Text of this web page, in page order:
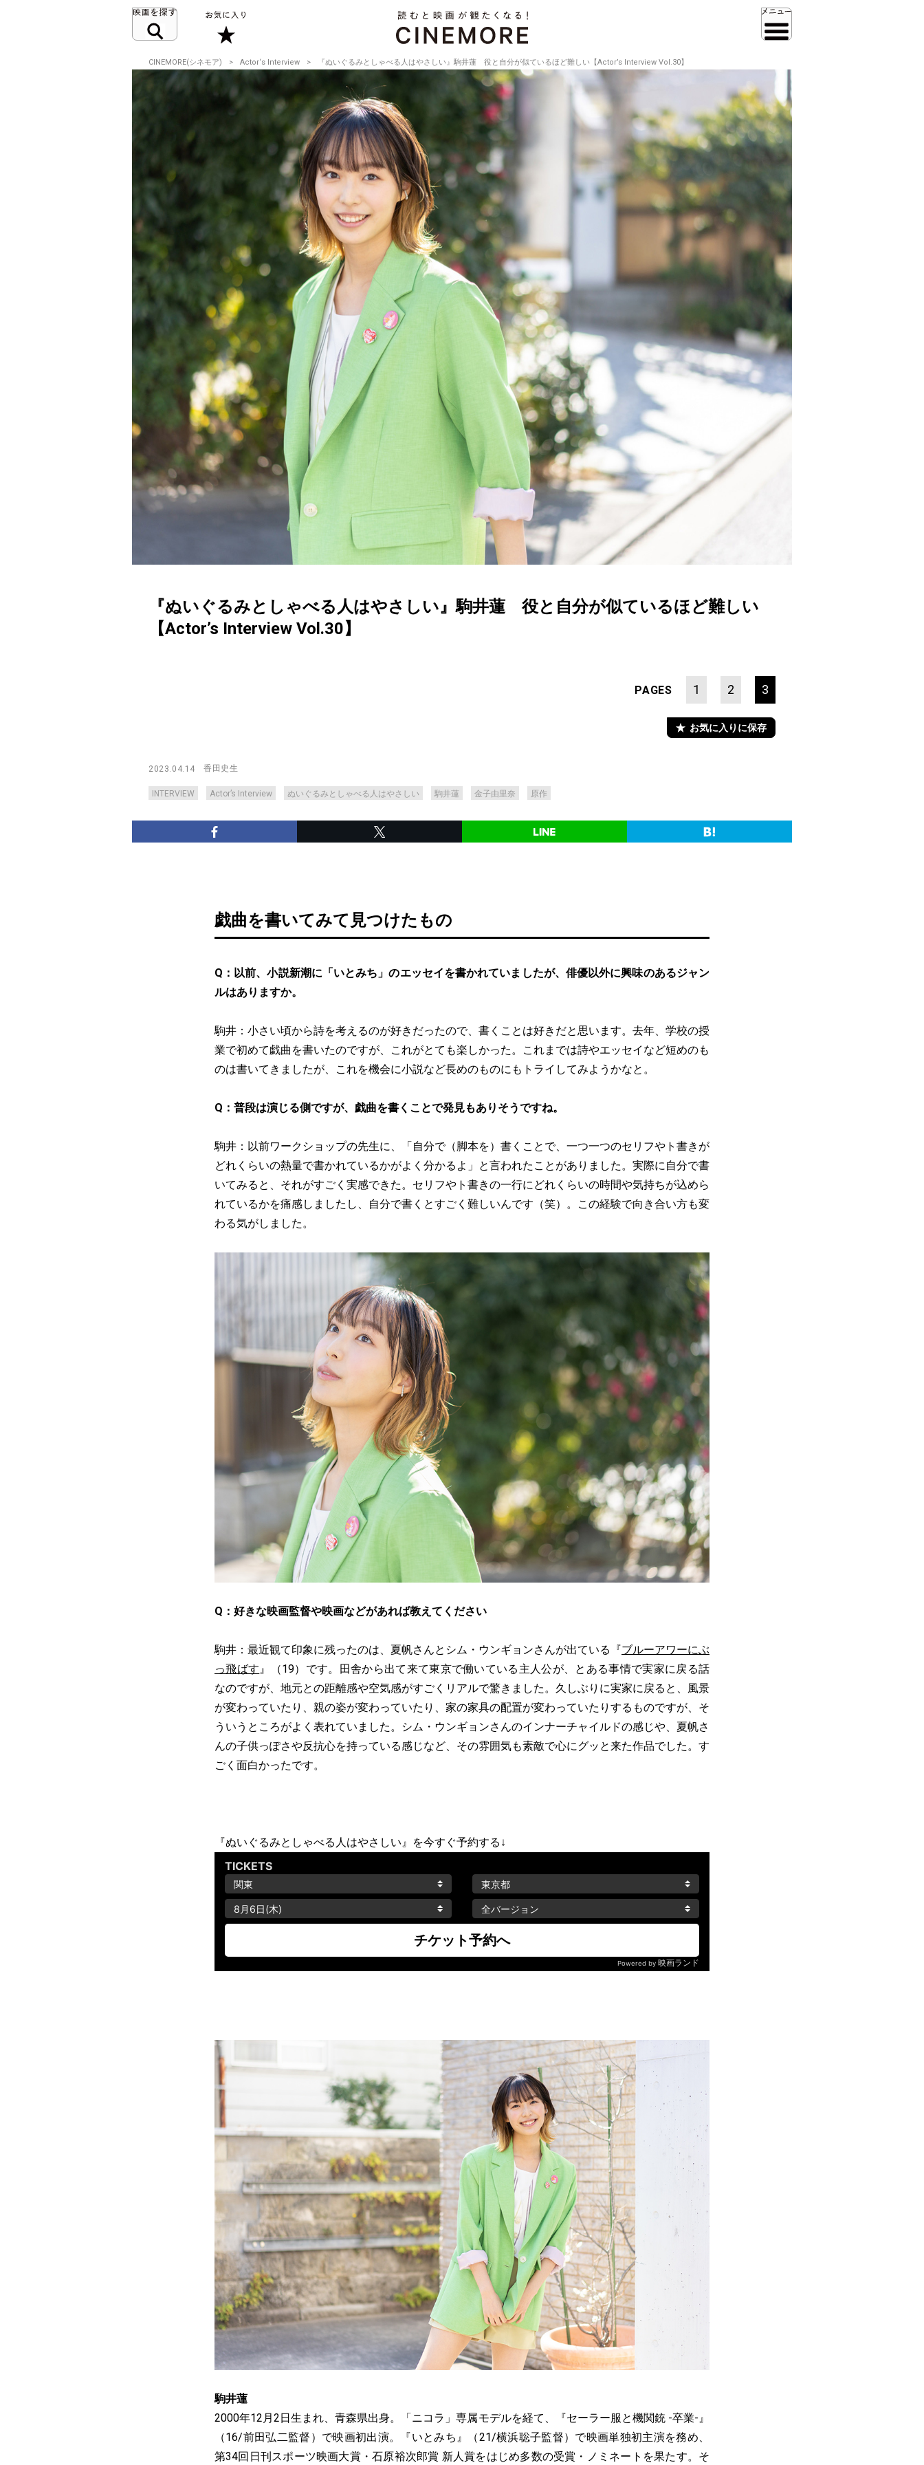
CINEMORE(シネモア) Actor‘s Interview 『ぬいぐるみとしゃべる人はやさしい』駒井蓮 役と自分が似ているほど難しい【Actor’s Interview Vol.30】
『ぬいぐるみとしゃべる人はやさしい』駒井蓮 役と自分が似ているほど難しい
【Actor’s Interview Vol.30】
PAGES 1 2 3
お気に入りに保存
2023.04.14 香田史生
INTERVIEW Actor’s Interview ぬいぐるみとしゃべる人はやさしい 駒井蓮 金子由里奈 原作
戯曲を書いてみて見つけたもの
Q：以前、小説新潮に「いとみち」のエッセイを書かれていましたが、俳優以外に興味のあるジャン
ルはありますか。
駒井：小さい頃から詩を考えるのが好きだったので、書くことは好きだと思います。去年、学校の授
業で初めて戯曲を書いたのですが、これがとても楽しかった。これまでは詩やエッセイなど短めのも
のは書いてきましたが、これを機会に小説など長めのものにもトライしてみようかなと。
Q：普段は演じる側ですが、戯曲を書くことで発見もありそうですね。
駒井：以前ワークショップの先生に、「自分で（脚本を）書くことで、一つ一つのセリフやト書きが
どれくらいの熱量で書かれているかがよく分かるよ」と言われたことがありました。実際に自分で書
いてみると、それがすごく実感できた。セリフやト書きの一行にどれくらいの時間や気持ちが込めら
れているかを痛感しましたし、自分で書くとすごく難しいんです（笑）。この経験で向き合い方も変
わる気がしました。
Q：好きな映画監督や映画などがあれば教えてください
駒井：最近観て印象に残ったのは、夏帆さんとシム・ウンギョンさんが出ている『ブルーアワーにぶ
っ飛ばす』（19）です。田舎から出て来て東京で働いている主人公が、とある事情で実家に戻る話
なのですが、地元との距離感や空気感がすごくリアルで驚きました。久しぶりに実家に戻ると、風景
が変わっていたり、親の姿が変わっていたり、家の家具の配置が変わっていたりするものですが、そ
ういうところがよく表れていました。シム・ウンギョンさんのインナーチャイルドの感じや、夏帆さ
んの子供っぽさや反抗心を持っている感じなど、その雰囲気も素敵で心にグッと来た作品でした。す
ごく面白かったです。
『ぬいぐるみとしゃべる人はやさしい』を今すぐ予約する↓
駒井蓮
2000年12月2日生まれ、青森県出身。「ニコラ」専属モデルを経て、『セーラー服と機関銃 -卒業-』
（16/前田弘二監督）で映画初出演。『いとみち』（21/横浜聡子監督）で映画単独初主演を務め、
第34回日刊スポーツ映画大賞・石原裕次郎賞 新人賞をはじめ多数の受賞・ノミネートを果たす。そ